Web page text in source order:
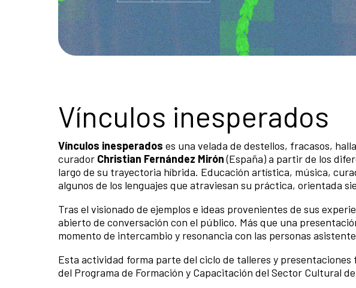
Vínculos inesperados
Vínculos inesperados es una velada de destellos, fracasos,
curador Christian Fernández Mirón(España) a partir de los
largo de su trayectoria híbrida. Educación artística, música,
algunos de los lenguajes que atraviesan su práctica, orientada
Tras el visionado de ejemplos e ideas provenientes de sus
abierto de conversación con el público. Más que una
momento de intercambio y resonancia con las personas
Esta actividad forma parte del ciclo de talleres y
del Programa de Formación y Capacitación del Sector Cultural